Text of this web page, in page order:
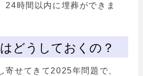
24時間以内に埋葬ができま
どうしておくの？
寄せてきて2025年問題で、